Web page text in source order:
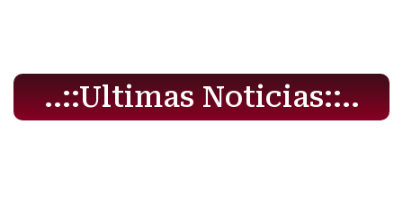
..::Ultimas Noticias::..​